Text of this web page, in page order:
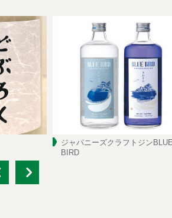
ジャパニーズクラフトジン
BIRD